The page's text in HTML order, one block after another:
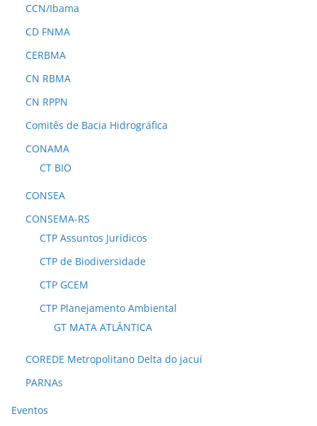
CCN/Ibama
CD FNMA
CERBMA
CN RBMA
CN RPPN
Comitês de Bacia Hidrográfica
CONAMA
CT BIO
CONSEA
CONSEMA-RS
CTP Assuntos Jurídicos
CTP de Biodiversidade
CTP GCEM
CTP Planejamento Ambiental
GT MATA ATLÂNTICA
COREDE Metropolitano Delta do jacuí
PARNAs
Eventos